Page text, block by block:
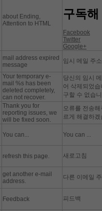
about Ending,
Attention to HTML
구독
Facebook
Twitter
Google+
mail address expired
message
임시 메일 주
Your temporary e-
mail %s has been
deleted completely,
can not recover.
당신의 임시
어 삭제되었
구할 수 없습
Thank you for
reporting issues, we
will be fixed soon.
오류를 전송
르게 해결하
You can... You can ...
refresh this page. 새로고침
get another e-mail
address.
다른 이메일
Feedback 피드백